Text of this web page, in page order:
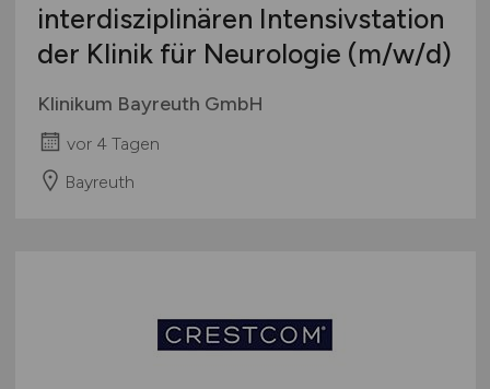
interdisziplinären Intensivstation
der Klinik für Neurologie (m/w/d)
Klinikum Bayreuth GmbH
vor 4 Tagen
Bayreuth